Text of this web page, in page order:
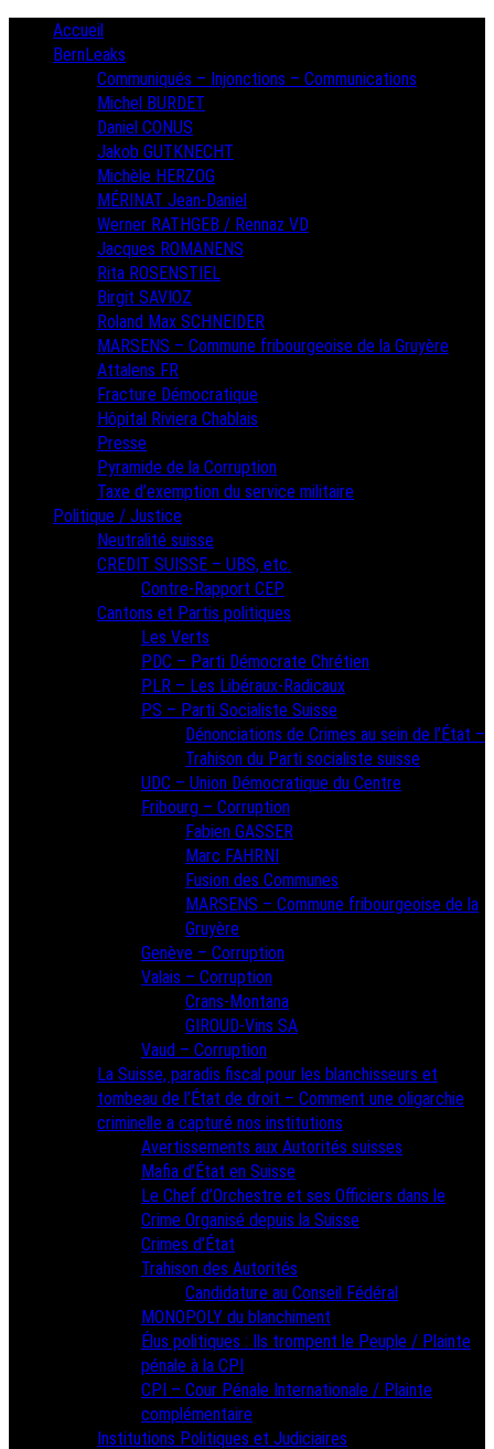
PrimaryAccueil
BernLeaks
Communiqués – Injonctions – Communications
Michel BURDET
Daniel CONUS
Jakob GUTKNECHT
Michèle HERZOG
MÉRINAT Jean-Daniel
Werner RATHGEB / Rennaz VD
Jacques ROMANENS
Rita ROSENSTIEL
Birgit SAVIOZ
Roland Max SCHNEIDER
MARSENS – Commune fribourgeoise de la Gruyère
Attalens FR
Fracture Démocratique
Hôpital Riviera Chablais
Presse
Pyramide de la Corruption
Taxe d’exemption du service militaire
Politique / Justice
Neutralité suisse
CREDIT SUISSE – UBS, etc.
Contre-Rapport CEP
Cantons et Partis politiques
Les Verts
PDC – Parti Démocrate Chrétien
PLR – Les Libéraux-Radicaux
PS – Parti Socialiste Suisse
Dénonciations de Crimes au sein de l’État –
Trahison du Parti socialiste suisse
UDC – Union Démocratique du Centre
Fribourg – Corruption
Fabien GASSER
Marc FAHRNI
Fusion des Communes
MARSENS – Commune fribourgeoise de la
Gruyère
Genève – Corruption
Valais – Corruption
Crans-Montana
GIROUD-Vins SA
Vaud – Corruption
La Suisse, paradis fiscal pour les blanchisseurs et
tombeau de l’État de droit – Comment une oligarchie
criminelle a capturé nos institutions
Avertissements aux Autorités suisses
Mafia d’État en Suisse
Le Chef d’Orchestre et ses Officiers dans le
Crime Organisé depuis la Suisse
Crimes d’État
Trahison des Autorités
Candidature au Conseil Fédéral
MONOPOLY du blanchiment
Élus politiques : Ils trompent le Peuple / Plainte
pénale à la CPI
CPI – Cour Pénale Internationale / Plainte
complémentaire
Institutions Politiques et Judiciaires